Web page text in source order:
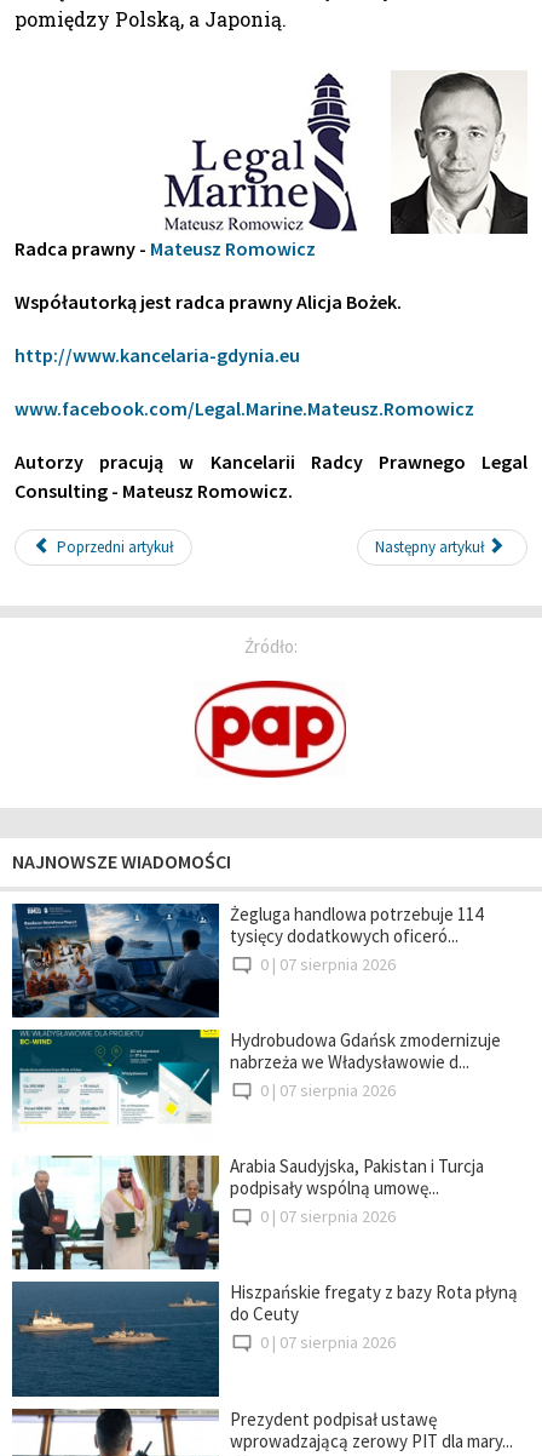
pomiędzy Polską, a Japonią.
Radca prawny - Mateusz Romowicz
Współautorką jest radca prawny Alicja Bożek.
http://www.kancelaria-gdynia.eu
www.facebook.com/Legal.Marine.Mateusz.Romowicz
Autorzy pracują w Kancelarii Radcy Prawnego Legal
Consulting - Mateusz Romowicz.
Poprzedni artykuł Następny artykuł
Źródło:
NAJNOWSZE WIADOMOŚCI
Żegluga handlowa potrzebuje 114
tysięcy dodatkowych oficeró...
0 | 07 sierpnia 2026
Hydrobudowa Gdańsk zmodernizuje
nabrzeża we Władysławowie d...
0 | 07 sierpnia 2026
Arabia Saudyjska, Pakistan i Turcja
podpisały wspólną umowę...
0 | 07 sierpnia 2026
Hiszpańskie fregaty z bazy Rota płyną
do Ceuty
0 | 07 sierpnia 2026
Prezydent podpisał ustawę
wprowadzającą zerowy PIT dla mary...